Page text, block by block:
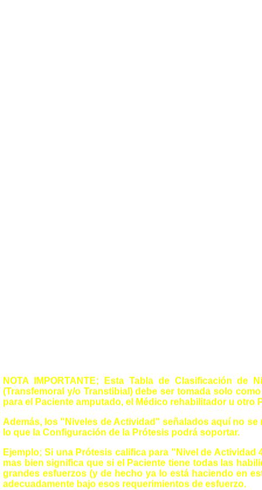
NOTA IMPORTANTE; Esta Tabla de Clasificación
(Transfemoral y/o Transtibial) debe ser tomada solo
para el Paciente amputado, el Médico rehabilitador u
Además, los "Niveles de Actividad" señalados aquí no se
lo que la Configuración de la Prótesis podrá soportar.
Ejemplo; Si una Prótesis califica para "Nivel de
mas bien significa que si el Paciente tiene todas las
grandes esfuerzos (y de hecho ya lo está haciendo en
adecuadamente bajo esos requerimientos de esfuerzo.